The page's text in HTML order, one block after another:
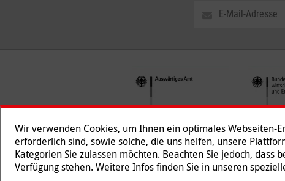
Folgen Sie uns
Wir verwenden Cookies, um Ihnen ein optimales Webseiten-
erforderlich sind, sowie solche, die uns helfen, unsere
Kategorien Sie zulassen möchten. Beachten Sie jedoch,
Verfügung stehen. Weitere Infos finden Sie in unseren